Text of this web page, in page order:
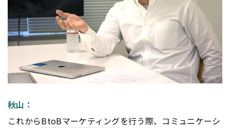
秋山：
これからBtoBマーケティングを行う際、コミュニケーシ